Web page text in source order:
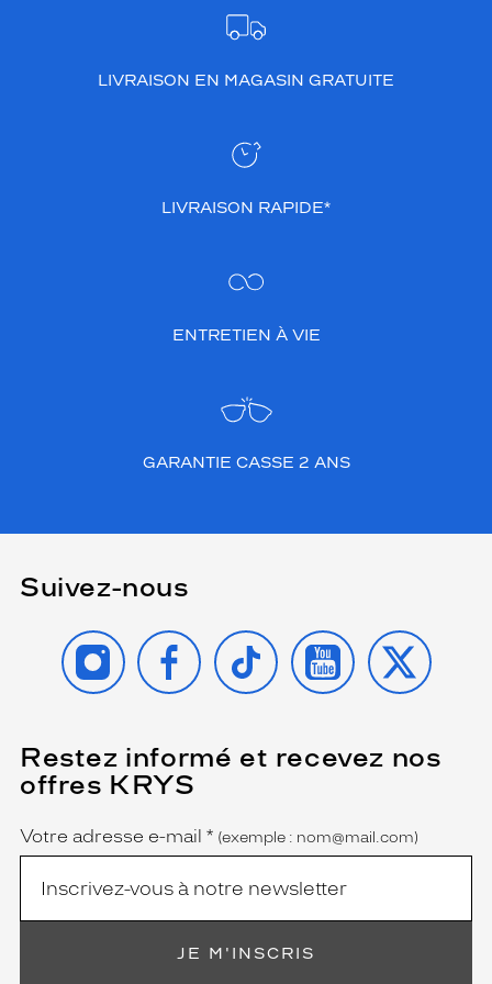
monture
LIVRAISON EN MAGASIN GRATUITE
LIVRAISON RAPIDE*
ENTRETIEN À VIE
GARANTIE CASSE 2 ANS
Suivez-nous
INSTAGRAMFACEBOOK
TIKTOK YOUTUBE
X
Restez informé et recevez nos
offres KRYS
Name
Votre adresse e-mail *
(Ce
champ
est
(exemple : nom@mail.com)
JE M'INSCRIS